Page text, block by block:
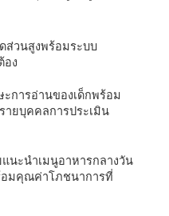
ส่วนสูงพร้อมระบบ
อง
ะการอ่านของเด็กพร้อม
ายบุคคลการประเมิน
แนะนำเมนูอาหารกลางวัน
มคุณค่าโภชนาการที่